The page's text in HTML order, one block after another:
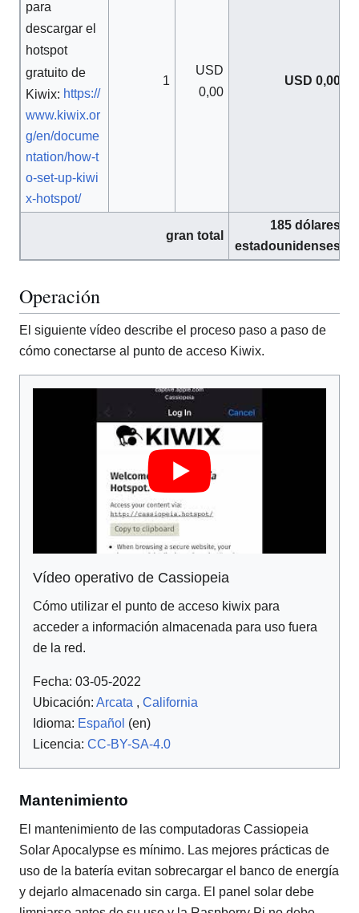
para
descargar el
hotspot
gratuito de
Kiwix: https://
www.kiwix.or
g/en/docume
ntation/how-t
o-set-up-kiwi
x-hotspot/
1
USD
0,00
USD 0,00
gran total
185 dólares
estadounidenses
Operación
El siguiente vídeo describe el proceso paso a paso de
cómo conectarse al punto de acceso Kiwix.
Vídeo operativo de Cassiopeia
Cómo utilizar el punto de acceso kiwix para
acceder a información almacenada para uso fuera
de la red.
Fecha: 03-05-2022
Ubicación: Arcata , California
Idioma: Español (en)
Licencia: CC-BY-SA-4.0
Mantenimiento
El mantenimiento de las computadoras Cassiopeia
Solar Apocalypse es mínimo. Las mejores prácticas de
uso de la batería evitan sobrecargar el banco de energía
y dejarlo almacenado sin carga. El panel solar debe